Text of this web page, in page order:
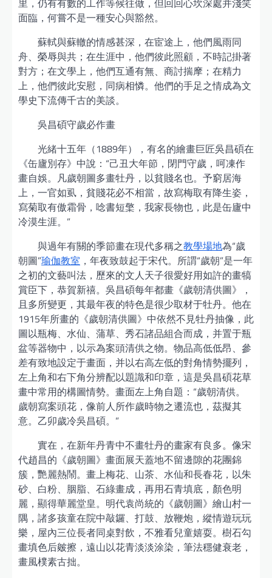
里，仍有有數的工作等候往做，但回回心坎深處并淺笑
面臨，何嘗不是一種安心與豁然。
蘇軾與蘇轍的情感甚深，在宦途上，他們風雨同
舟、榮辱與共；在生涯中，他們彼此照顧，不時記掛著
對方；在文學上，他們互通有無、商討揣摩；在精力
上，他們彼此安慰，同病相憐。他們的手足之情成為文
學史下流傳千古的美談。
吳昌碩守歲必作畫
光緒十五年（1889年），有名的繪畫巨匠吳昌碩在
《缶廬別存》中說：“己丑大年節，閉門守歲，呵凍作
畫自娛。凡歲朝圖多畫牡丹，以貧賤名也。予窮居海
上，一官如虱，貧賤花必不相當，故寫梅取有降生姿，
寫菊取有傲霜骨，唸書短檠，我家長物也，此是缶廬中
冷漠生涯。”
與過年有關的季節畫在現代多稱之教學場地為“歲
朝圖”瑜伽教室 ，年夜致鼓起于宋代。所謂“歲朝”是一年
之初的文藝叫法，歷來的文人天子很愛好用如許的畫犒
賞臣下，恭賀新禧。吳昌碩每年都畫《歲朝清供圖》，
且多所變更，其最年夜的特色是很少取材于牡丹。他在
1915年所畫的《歲朝清供圖》中依然不見牡丹抽像，此
圖以瓶梅、水仙、蒲草、秀石諸品組合而成，并置于瓶
盆等器物中，以示為案頭清供之物。物品高低低昂、參
差有致地設定于畫面，并以右高左低的對角情勢擺列，
左上角和右下角分辨配以題識和印章，這是吳昌碩花草
畫中常用的構圖情勢。畫面左上角自題：“歲朝清供。
歲朝寫案頭花，像前人所作歲時物之遷流也，茲擬其
意。乙卯歲冷吳昌碩。”
實在，在新年丹青中不畫牡丹的畫家有良多。像宋
代趙昌的《歲朝圖》畫面展天蓋地不留邊隙的花團錦
簇，艷麗熱鬧。畫上梅花、山茶、水仙和長春花，以朱
砂、白粉、胭脂、石綠畫成，再用石青填底，顏色明
麗，顯得華麗堂皇。明代袁尚統的《歲朝圖》繪山村一
隅，諸多孩童在院中敲鑼、打鼓、放鞭炮，縱情遊玩玩
樂，屋內三位長者同桌對飲，不雅看兒童嬉耍。樹石勾
畫填色后皴擦，遠山以花青淡淡涂染，筆法穩健衰老，
畫風樸素古拙。